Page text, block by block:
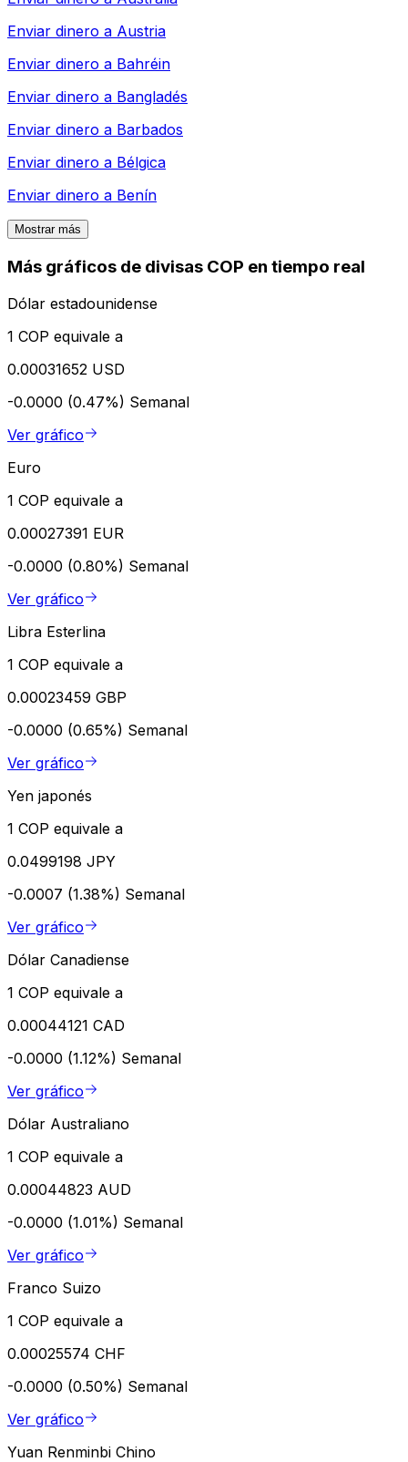
Enviar dinero a Austria
Enviar dinero a Bahréin
Enviar dinero a Bangladés
Enviar dinero a Barbados
Enviar dinero a Bélgica
Enviar dinero a Benín
Mostrar más
Más gráficos de divisas COP en tiempo real
Dólar estadounidense
1 COP equivale a
0.00031652 USD
-0.0000 (0.47%) Semanal
Ver gráfico
Euro
1 COP equivale a
0.00027391 EUR
-0.0000 (0.80%) Semanal
Ver gráfico
Libra Esterlina
1 COP equivale a
0.00023459 GBP
-0.0000 (0.65%) Semanal
Ver gráfico
Yen japonés
1 COP equivale a
0.0499198 JPY
-0.0007 (1.38%) Semanal
Ver gráfico
Dólar Canadiense
1 COP equivale a
0.00044121 CAD
-0.0000 (1.12%) Semanal
Ver gráfico
Dólar Australiano
1 COP equivale a
0.00044823 AUD
-0.0000 (1.01%) Semanal
Ver gráfico
Franco Suizo
1 COP equivale a
0.00025574 CHF
-0.0000 (0.50%) Semanal
Ver gráfico
Yuan Renminbi Chino